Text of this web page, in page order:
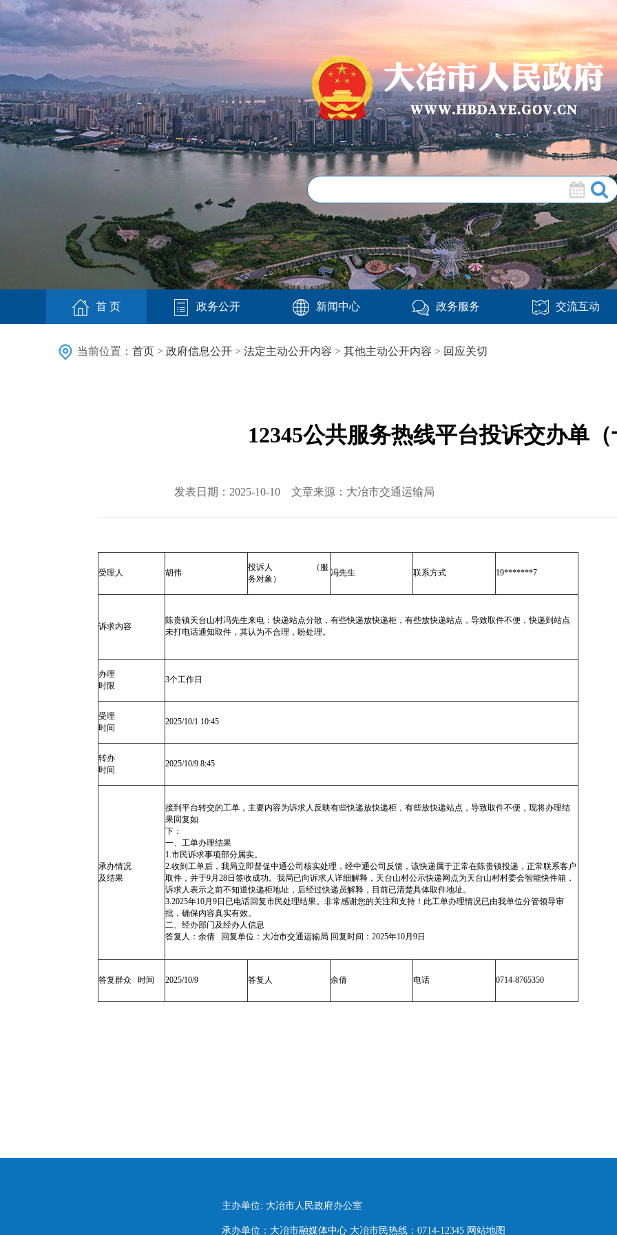
首 页 政务公开 新闻中心 政务服务 交流互动
当前位置： 首页 > 政府信息公开 > 法定主动公开内容 > 其他主动公开内容 > 回应关切
12345公共服务热线平台投诉交办单
发表日期：2025-10-10 文章来源：大冶市交通运输局
受理人 胡伟
投诉人 （服
务对象）
冯先生 联系方式 19*******7
诉求内容
陈贵镇天台山村冯先生来电：快递站点分散，有些快递放快递柜，有些放快递站点，导致取件不便，快递到站点
未打电话通知取件，其认为不合理，盼处理。
办理
时限
3个工作日
受理
时间
2025/10/1 10:45
转办
时间
2025/10/9 8:45
承办情况
及结果
接到平台转交的工单，主要内容为诉求人反映有些快递放快递柜，有些放快递站点，导致取件不便，现将办理结
果回复如
下：
一、工单办理结果
1.市民诉求事项部分属实。
2.收到工单后，我局立即督促中通公司核实处理，经中通公司反馈，该快递属于正常在陈贵镇投递，正常联系客户
取件，并于9月28日签收成功。我局已向诉求人详细解释，天台山村公示快递网点为天台山村村委会智能快件箱，
诉求人表示之前不知道快递柜地址，后经过快递员解释，目前已清楚具体取件地址。
3.2025年10月9日已电话回复市民处理结果。非常感谢您的关注和支持！此工单办理情况已由我单位分管领导审
批，确保内容真实有效。
二、经办部门及经办人信息
答复人：余倩 回复单位：大冶市交通运输局 回复时间：2025年10月9日
答复群众 时间 2025/10/9 答复人 余倩 电话 0714-8765350
主办单位: 大冶市人民政府办公室
承办单位：大冶市融媒体中心 大冶市民热线：0714-12345 网站地图